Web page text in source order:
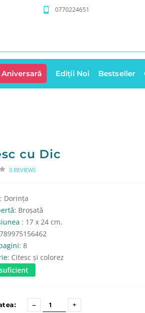
0770224651
Ediții Noi Bestseller
cu Dic
0 REVIEWS
: Dorința
: Broșată
: 17 x 24 cm.
: 8
: Citesc și colorez